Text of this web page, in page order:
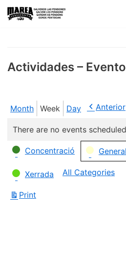
Skip
Actividades –
Month Week Day Anterior
There are no events
Categories
Concentració General
Xerrada All Categories
Print